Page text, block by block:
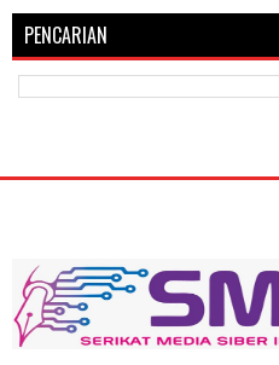
PENCARIAN